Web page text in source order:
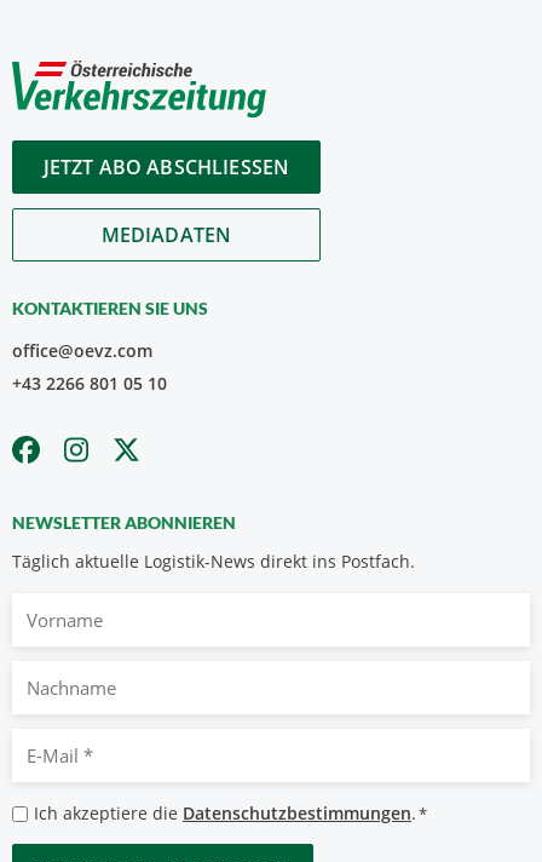
JETZT ABO ABSCHLIESSEN
MEDIADATEN
KONTAKTIEREN SIE UNS
office@oevz.com
+43 2266 801 05 10
NEWSLETTER ABONNIEREN
Täglich aktuelle Logistik-News direkt ins Postfach.
Nachname
Mail
*
Datenschutzbestimmungen
*
Ich akzeptiere die Datenschutzbestimmungen.*